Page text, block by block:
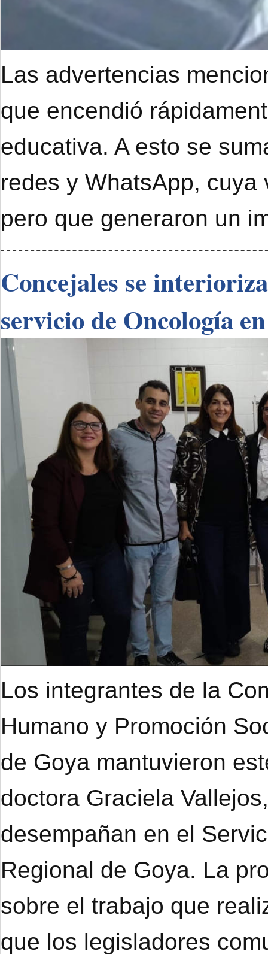
Las advertencias
que encendió
educativa. A esto se
redes y WhatsApp,
pero que generaron un
Concejales se
servicio de Oncología
Los integrantes de la
Humano y Promoción
de Goya mantuvieron
doctora Graciela
desempañan en el
Regional de Goya. La
sobre el trabajo que
que los legisladores